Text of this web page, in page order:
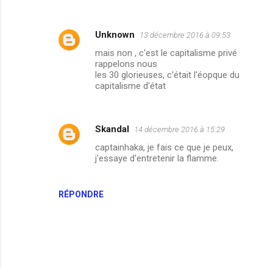
RÉPONDRE
Unknown 13 décembre 2016 à 09:53
mais non , c'est le capitalisme privé
rappelons nous
les 30 glorieuses, c'était l'éopque du
capitalisme d'état
Skandal 14 décembre 2016 à 15:29
captainhaka, je fais ce que je peux,
j'essaye d'entretenir la flamme.